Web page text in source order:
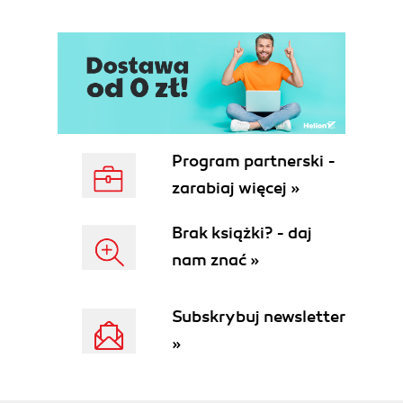
3.1. Modeling Data with Union and
Intersection Types
3.2. Explicitly Defining Models with
Discriminated Union Types
3.3. Exhaustiveness Checking with the Assert
never Technique
3.4. Pinning Types with Const Context
3.5. Narrowing Types with Type Predicates
3.7. Dealing with Error Types in catch
Clauses
3.9. Effectively Using Type Assertions
3.10. Using Index Signatures
Program partnerski -
zarabiaj więcej »
Brak książki? - daj
nam znać »
Subskrybuj newsletter
»